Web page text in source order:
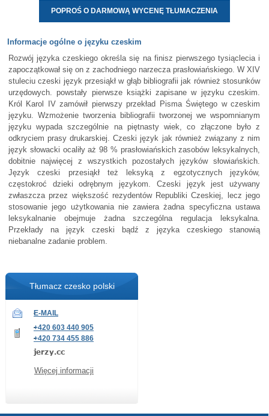
POPROŚ O DARMOWĄ WYCENĘ TŁUMACZENIA
Informacje ogólne o języku czeskim
Rozwój języka czeskiego określa się na finisz pierwszego tysiąclecia i
zapoczątkował się on z zachodniego narzecza prasłowiańskiego. W XIV
stuleciu czeski język przesiąkł w głąb bibliografii jak również stosunków
urzędowych. powstały pierwsze książki zapisane w języku czeskim.
Król Karol IV zamówił pierwszy przekład Pisma Świętego w czeskim
języku. Wzmożenie tworzenia bibliografii tworzonej we wspomnianym
języku wypada szczególnie na piętnasty wiek, co złączone było z
odkryciem prasy drukarskiej. Czeski język jak również związany z nim
język słowacki ocaliły aż 98 % prasłowiańskich zasobów leksykalnych,
dobitnie najwięcej z wszystkich pozostałych języków słowiańskich.
Język czeski przesiąkł też leksyką z egzotycznych języków,
częstokroć dzieki odrębnym językom. Czeski język jest używany
zwłaszcza przez większość rezydentów Republiki Czeskiej, lecz jego
stosowanie jego użytkowania nie zawiera żadna specyficzna ustawa
leksykalnanie obejmuje żadna szczególna regulacja leksykalna.
Przekłady na język czeski bądź z języka czeskiego stanowią
niebanalne zadanie problem.
Tłumacz czesko polski
E-MAIL
+420 603 440 905
+420 734 455 886
Więcej informacji